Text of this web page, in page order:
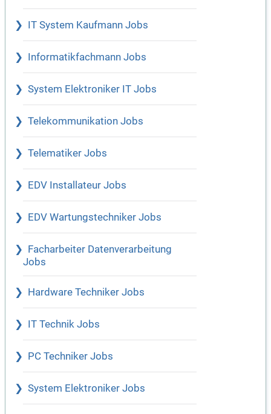
IT System Kaufmann Jobs
Informatikfachmann Jobs
System Elektroniker IT Jobs
Telekommunikation Jobs
Telematiker Jobs
EDV Installateur Jobs
EDV Wartungstechniker Jobs
Facharbeiter Datenverarbeitung
Jobs
Hardware Techniker Jobs
IT Technik Jobs
PC Techniker Jobs
System Elektroniker Jobs